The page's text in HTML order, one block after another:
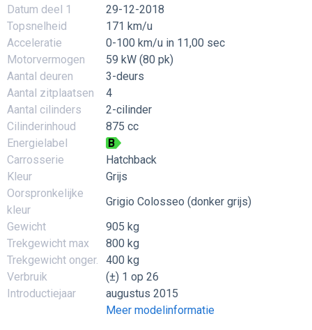
Datum deel 1
29-12-2018
Topsnelheid
171 km/u
Acceleratie
0-100 km/u in 11,00 sec
Motorvermogen
59 kW (80 pk)
Aantal deuren
3-deurs
Aantal zitplaatsen
4
Aantal cilinders
2-cilinder
Cilinderinhoud
875 cc
Energielabel
B
Carrosserie
Hatchback
Kleur
Grijs
Oorspronkelijke
kleur
Grigio Colosseo (donker grijs)
Gewicht
905 kg
Trekgewicht max
800 kg
Trekgewicht onger.
400 kg
Verbruik
(±) 1 op 26
Introductiejaar
augustus 2015
Meer modelinformatie